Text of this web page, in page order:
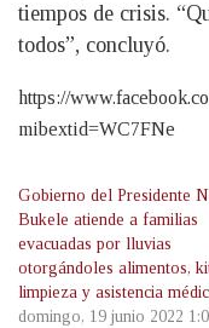
tiempos de crisis.
todos”, concluyó.
https://
mibextid=WC7FNe
Gobierno del Presidente
Bukele atiende a familias
evacuadas por lluvias
otorgándoles alimentos,
limpieza y asistencia
domingo, 19 junio 2022